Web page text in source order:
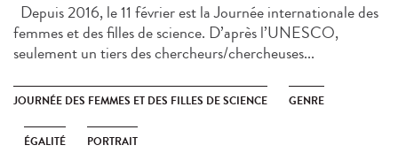
Depuis 2016, le 11 février est la Journée internationale des
femmes et des filles de science. D’après l’UNESCO,
seulement un tiers des chercheurs/chercheuses...
JOURNÉE DES FEMMES ET DES FILLES DE SCIENCE GENRE
ÉGALITÉ PORTRAIT